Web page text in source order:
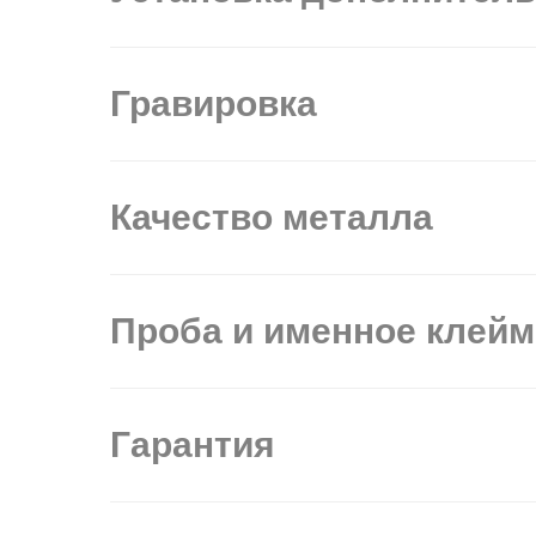
Гравировка
Качество металла
Проба и именное
Гарантия